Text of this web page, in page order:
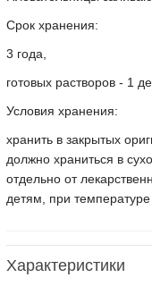
Срок хранения:
3 года,
готовых растворов - 1
Условия хранения:
хранить в закрытых
должно храниться в
отдельно от
детям, при
Характеристики